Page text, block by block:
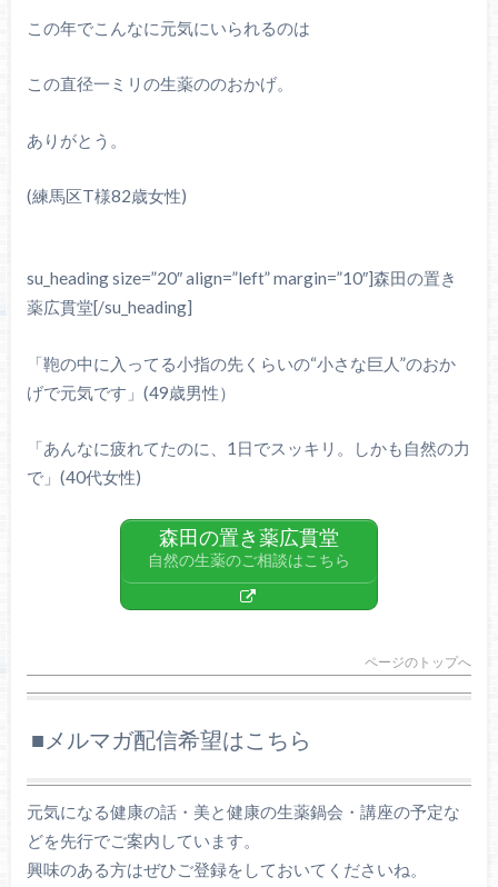
この年でこんなに元気にいられるのは
この直径一ミリの生薬ののおかげ。
ありがとう。
(練馬区T様82歳女性)
su_heading size=”20″ align=”left” margin=”10″]森田の置き
薬広貫堂[/su_heading]
「鞄の中に入ってる小指の先くらいの“小さな巨人”のおか
げで元気です」(49歳男性）
「あんなに疲れてたのに、1日でスッキリ。しかも自然の力
で」(40代女性)
森田の置き薬広貫堂
自然の生薬のご相談はこちら
ページのトップへ
■メルマガ配信希望はこちら
元気になる健康の話・美と健康の生薬鍋会・講座の予定な
どを先行でご案内しています。
興味のある方はぜひご登録をしておいてくださいね。